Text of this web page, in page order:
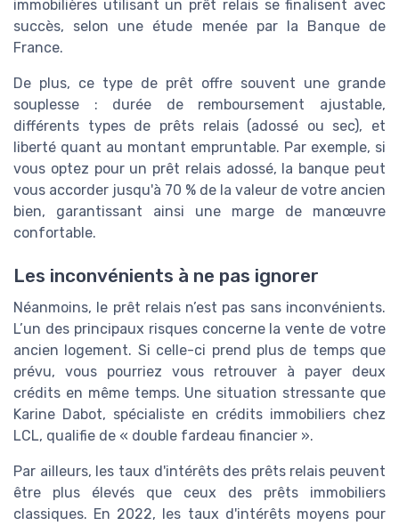
immobilières utilisant un prêt relais se finalisent avec
succès, selon une étude menée par la Banque de
France.
De plus, ce type de prêt offre souvent une grande
souplesse : durée de remboursement ajustable,
différents types de prêts relais (adossé ou sec), et
liberté quant au montant empruntable. Par exemple, si
vous optez pour un prêt relais adossé, la banque peut
vous accorder jusqu'à 70 % de la valeur de votre ancien
bien, garantissant ainsi une marge de manœuvre
confortable.
Les inconvénients à ne pas ignorer
Néanmoins, le prêt relais n’est pas sans inconvénients.
L’un des principaux risques concerne la vente de votre
ancien logement. Si celle-ci prend plus de temps que
prévu, vous pourriez vous retrouver à payer deux
crédits en même temps. Une situation stressante que
Karine Dabot, spécialiste en crédits immobiliers chez
LCL, qualifie de « double fardeau financier ».
Par ailleurs, les taux d'intérêts des prêts relais peuvent
être plus élevés que ceux des prêts immobiliers
classiques. En 2022, les taux d'intérêts moyens pour